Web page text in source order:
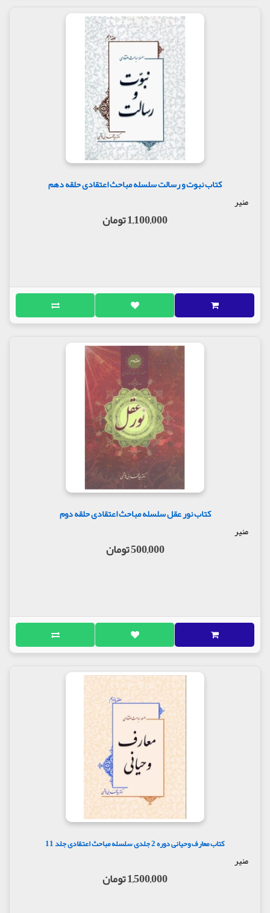
کتاب نبوت و رسالت سلسله مباحث اعتقادی حلقه دهم
منیر
1,100,000 تومان
کتاب نور عقل سلسله مباحث اعتقادی حلقه دوم
منیر
500,000 تومان
کتاب معارف وحیانی دوره 2 جلدی سلسله مباحث اعتقادی جلد 11
منیر
1,500,000 تومان